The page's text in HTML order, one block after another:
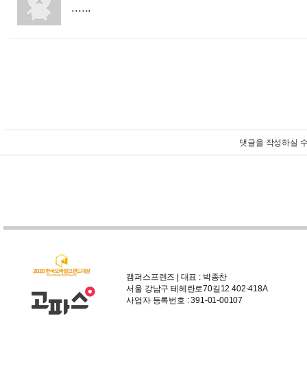
......
댓글을 작성하실
캠퍼스프렌즈 | 대표 : 박종찬
서울 강남구 테헤란로70길12 402-418A
사업자 등록번호 : 391-01-00107